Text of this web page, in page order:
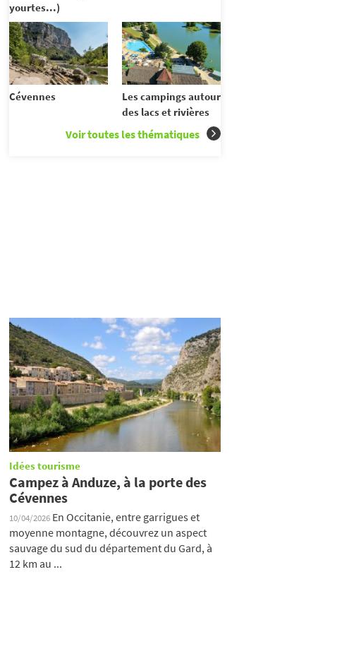
yourtes...)
Cévennes
Les campings autour
des lacs et rivières
Voir toutes les thématiques
Idées tourisme
Campez à Anduze, à la porte des
Cévennes
10/04/2026 En Occitanie, entre garrigues et
moyenne montagne, découvrez un aspect
sauvage du sud du département du Gard, à
12 km au ...